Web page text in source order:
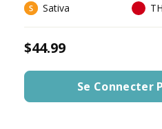
Sativa
$44.99
Se Connecter